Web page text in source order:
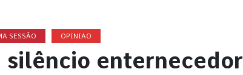
SESSÃO OPINIAO
silêncio enternecedor